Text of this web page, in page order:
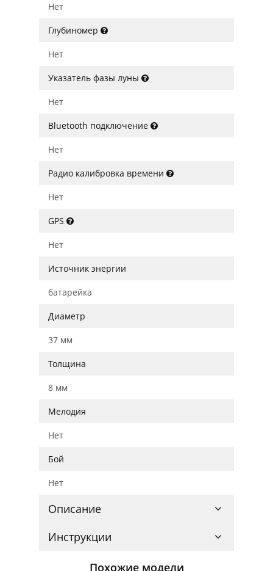
Нет
Глубиномер
Нет
Указатель фазы луны
Нет
Bluetooth подключение
Нет
Радио калибровка времени
Нет
GPS
Нет
Источник энергии
батарейка
Диаметр
37 мм
Толщина
8 мм
Мелодия
Нет
Бой
Нет
Описание
Инструкции
Похожие модели